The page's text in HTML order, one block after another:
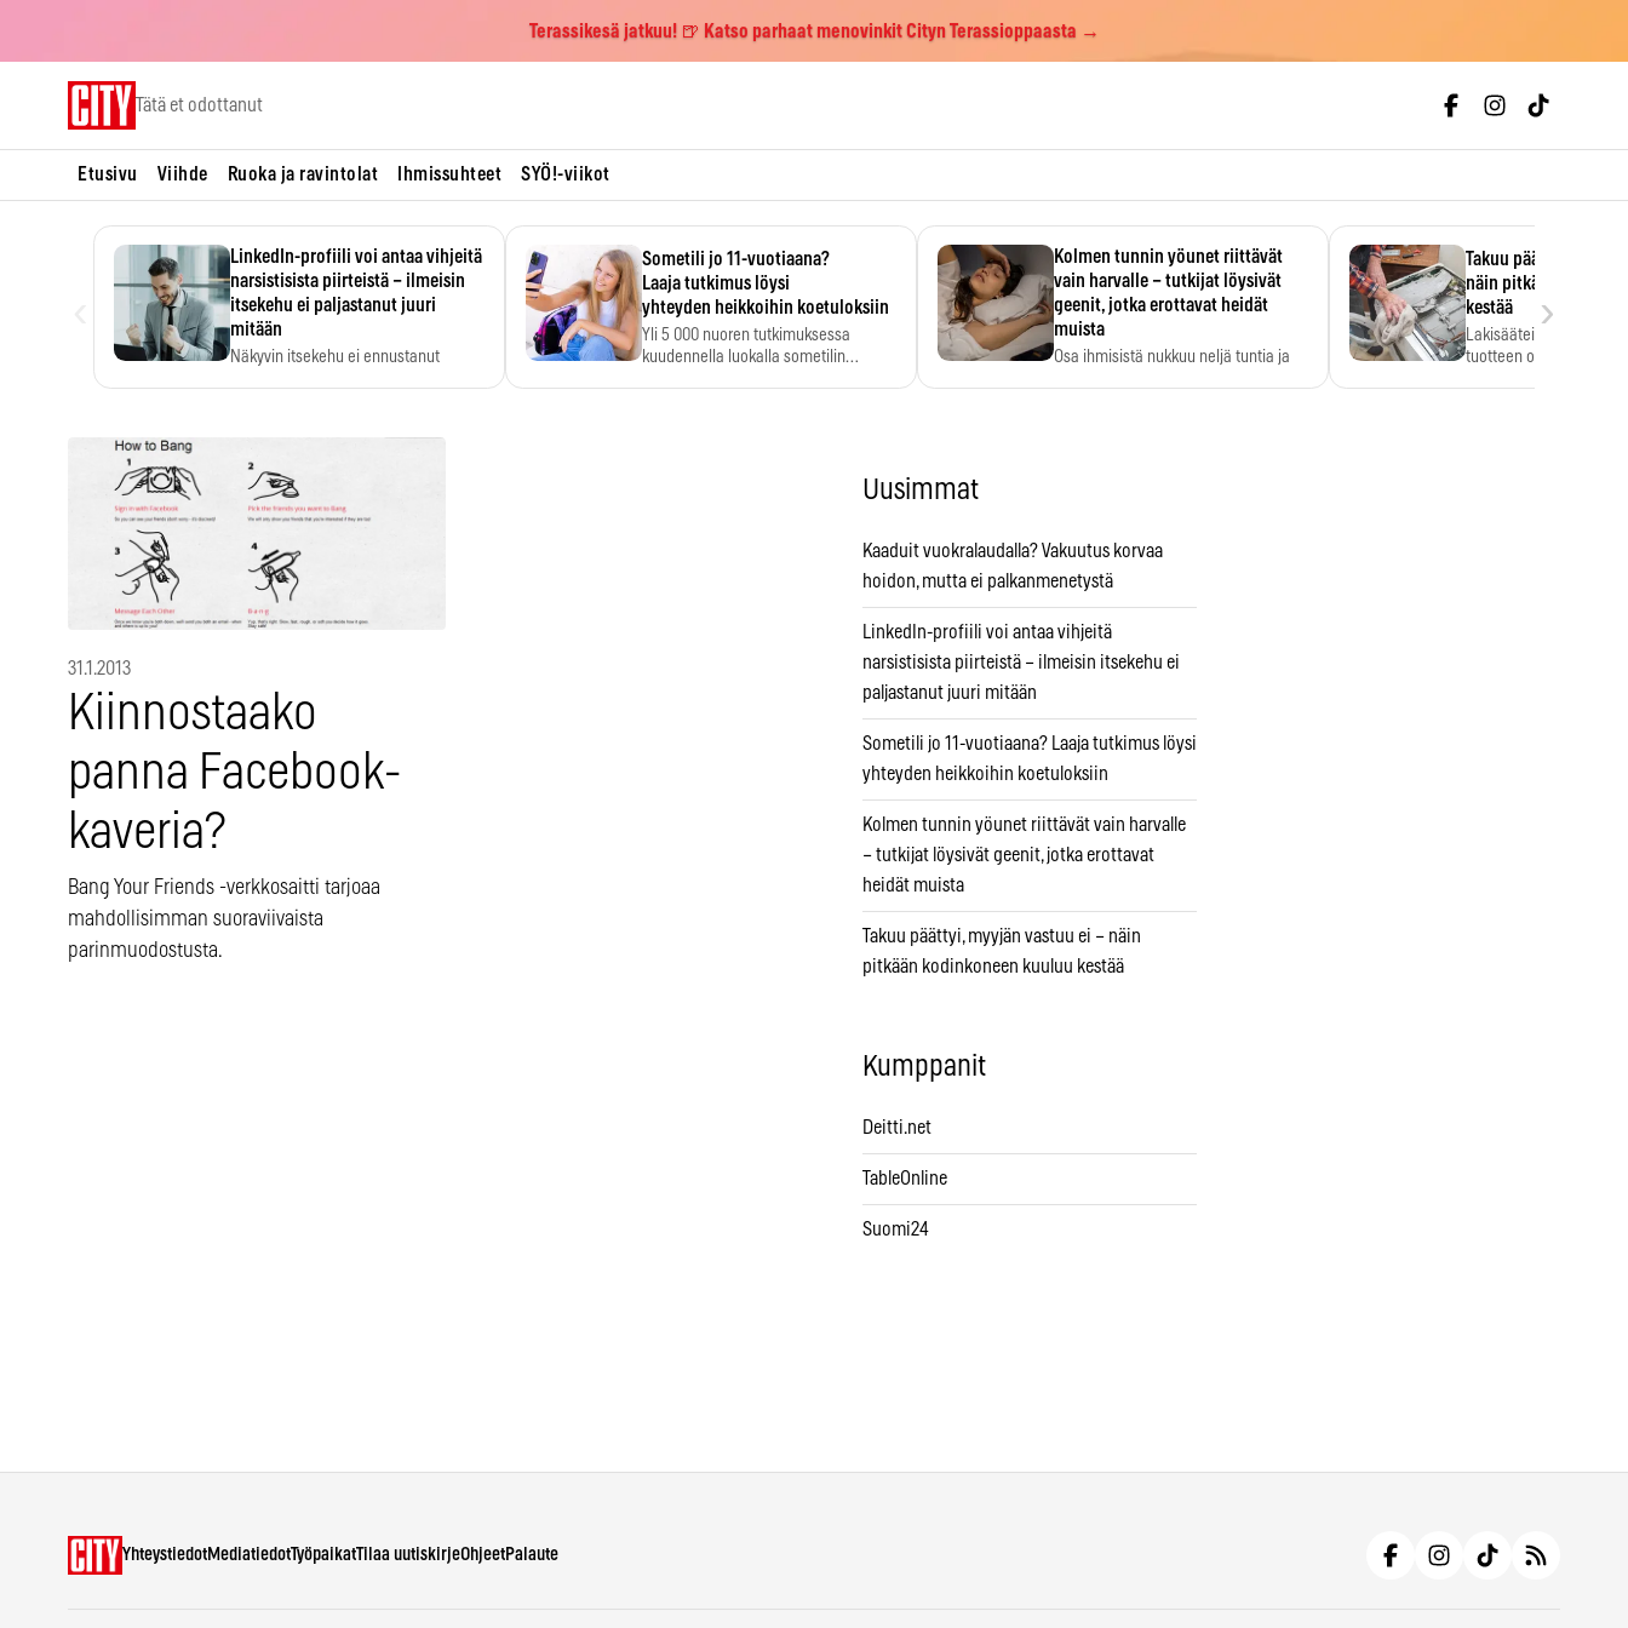
Terassikesä jatkuu! 🍺 Katso parhaat menovinkit Cityn Terassioppaasta →
Tätä et odottanut
Etusivu Viihde Ruoka ja ravintolat Ihmissuhteet SYÖ!-viikot
LinkedIn-profiili voi antaa vihjeitä
narsistisista piirteistä – ilmeisin
itsekehu ei paljastanut juuri
mitään
Näkyvin itsekehu ei ennustanut
Sometili jo 11-vuotiaana?
Laaja tutkimus löysi
yhteyden heikkoihin koetuloksiin
Yli 5 000 nuoren tutkimuksessa
kuudennella luokalla sometilin…
Kolmen tunnin yöunet riittävät
vain harvalle – tutkijat löysivät
geenit, jotka erottavat heidät
muista
Osa ihmisistä nukkuu neljä tuntia ja
Takuu päättyi,
näin pitkään
kestää
Lakisääteinen
tuotteen oletetun
›
31.1.2013
Kiinnostaako
panna Facebook-
kaveria?
Bang Your Friends -verkkosaitti tarjoaa
mahdollisimman suoraviivaista
parinmuodostusta.
Uusimmat
Kaaduit vuokralaudalla? Vakuutus korvaa
hoidon, mutta ei palkanmenetystä
LinkedIn-profiili voi antaa vihjeitä
narsistisista piirteistä – ilmeisin itsekehu ei
paljastanut juuri mitään
Sometili jo 11-vuotiaana? Laaja tutkimus löysi
yhteyden heikkoihin koetuloksiin
Kolmen tunnin yöunet riittävät vain harvalle
– tutkijat löysivät geenit, jotka erottavat
heidät muista
Takuu päättyi, myyjän vastuu ei – näin
pitkään kodinkoneen kuuluu kestää
Kumppanit
Deitti.net
TableOnline
Suomi24
YhteystiedotMediatiedotTyöpaikatTilaa uutiskirjeOhjeetPalaute